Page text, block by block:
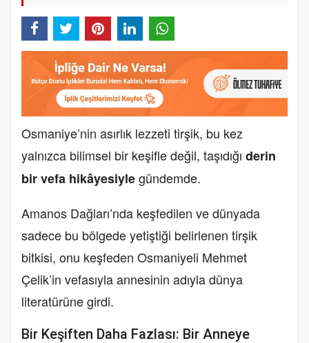
Osmaniye’nin asırlık lezzeti tirşik, bu kez
yalnızca bilimsel bir keşifle değil, taşıdığı derin
bir vefa hikâyesiylegündemde.
Amanos Dağları’nda keşfedilen ve dünyada
sadece bu bölgede yetiştiği belirlenen tirşik
bitkisi, onu keşfeden Osmaniyeli Mehmet
Çelik’in vefasıyla annesinin adıyla dünya
literatürüne girdi.
Bir Keşiften Daha Fazlası: Bir Anneye